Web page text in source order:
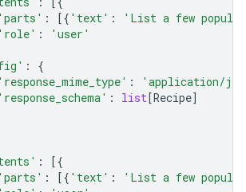
'parts' : [{ 'text' :
'List a few
'role' :
'user'
:
{
'response_mime_type' :
'application/
'response_schema' : list[Recipe]
:
[{
'parts' : [{ 'text' :
'List a few